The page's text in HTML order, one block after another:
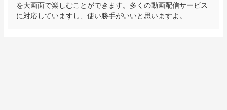
を大画面で楽しむことができます。多くの動画配信サービス
に対応していますし、使い勝手がいいと思いますよ。